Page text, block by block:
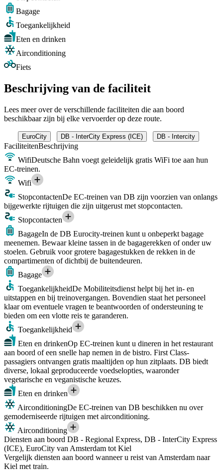
Bagage
Toegankelijkheid
Eten en drinken
Airconditioning
Fiets
Beschrijving van de faciliteit
Lees meer over de verschillende faciliteiten die aan boord
beschikbaar zijn bij elke vervoerder op deze route.
EuroCity DB - InterCity Express (ICE) DB - Intercity
FaciliteitenBeschrijving
WifiDeutsche Bahn voegt geleidelijk gratis WiFi toe aan hun
EC-treinen.
Wifi
StopcontactenDe EC-treinen van DB zijn voorzien van onlangs
bijgewerkte rijtuigen die zijn uitgerust met stopcontacten.
Stopcontacten
BagageIn de DB Eurocity-treinen kunt u onbeperkt bagage
meenemen. Bewaar kleine tassen in de bagagerekken of onder uw
stoelen. Gebruik voor grotere bagagestukken de rekken in de
compartimenten of dichtbij de buitendeuren.
Bagage
ToegankelijkheidDe Mobiliteitsdienst helpt bij het in- en
uitstappen en bij treinovergangen. Bovendien staat het personeel
klaar om eventuele vragen te beantwoorden of ondersteuning te
bieden om een vlotte reis te garanderen.
Toegankelijkheid
Eten en drinkenOp EC-treinen kunt u dineren in het restaurant
aan boord of een snelle hap nemen in de bistro. First Class-
passagiers ontvangen gratis maaltijden op hun zitplaats. DB biedt
diverse, lokaal geproduceerde voedselopties, waaronder
vegetarische en veganistische keuzes.
Eten en drinken
AirconditioningDe EC-treinen van DB beschikken nu over
gemoderniseerde rijtuigen met airconditioning.
Airconditioning
Diensten aan boord DB - Regional Express, DB - InterCity Express
(ICE), EuroCity van Amsterdam tot Kiel
Vergelijk diensten aan boord wanneer u reist van Amsterdam naar
Kiel met train.